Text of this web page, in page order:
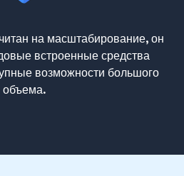
на масштабирование, он
встроенные средства
возможности большого
объема.